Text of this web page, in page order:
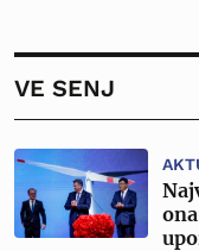
VE SENJ